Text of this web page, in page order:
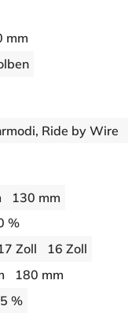
mm
Ride by Wire
130 mm
%
Zoll
16 Zoll
180 mm
%